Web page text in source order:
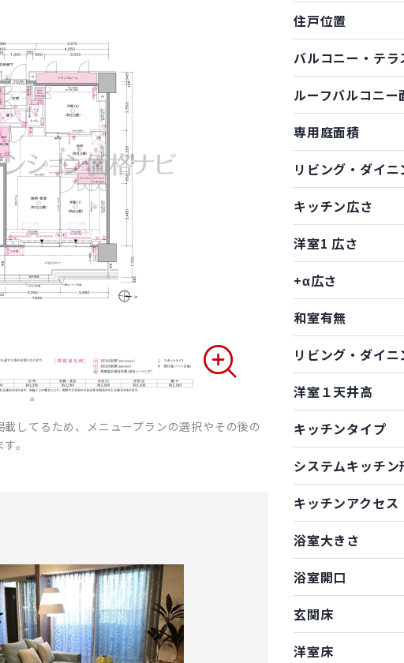
してるため、メニュープランの選択やその後の
。
住戸位置
バルコニー・テラ
ルーフバルコニー
専用庭面積
リビング・ダイニ
キッチン広さ
洋室1 広さ
+α広さ
和室有無
リビング・ダイ
洋室１天井高
キッチンタイプ
システムキッチン
キッチンアクセス
浴室大きさ
浴室開口
玄関床
洋室床